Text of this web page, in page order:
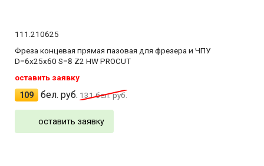
111.210625
Фреза концевая прямая пазовая для фрезера и ЧПУ
D=6x25x60 S=8 Z2 HW PROCUT
оставить заявку
109 бел. руб. 131бел. руб.
оставить заявку